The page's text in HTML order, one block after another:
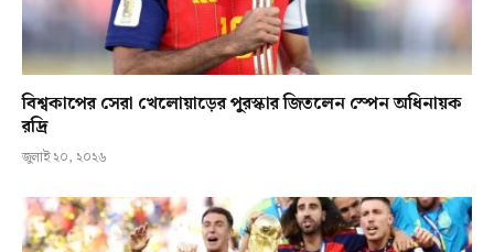
বিশ্বকাপের সেরা খেলোয়াড়ের পুরস্কার জিতলেন স্পেন অধিনায়ক
রদ্রি
জুলাই ২০, ২০২৬